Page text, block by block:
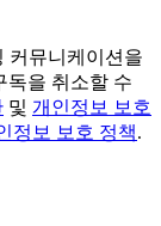
커뮤니케이션을
독을 취소할 수
및 개인정보 보호
정보 보호 정책.